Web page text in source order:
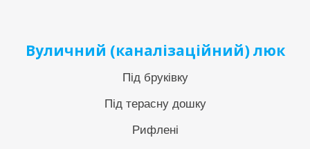
Вуличний (каналізаційний) люк
Під бруківку
Під терасну дошку
Рифлені